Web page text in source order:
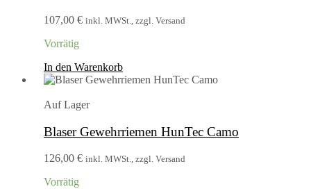
107,00 € inkl. MWSt., zzgl. Versand
Vorrätig
In den Warenkorb
Auf Lager
Blaser Gewehrriemen HunTec Camo
126,00 € inkl. MWSt., zzgl. Versand
Vorrätig